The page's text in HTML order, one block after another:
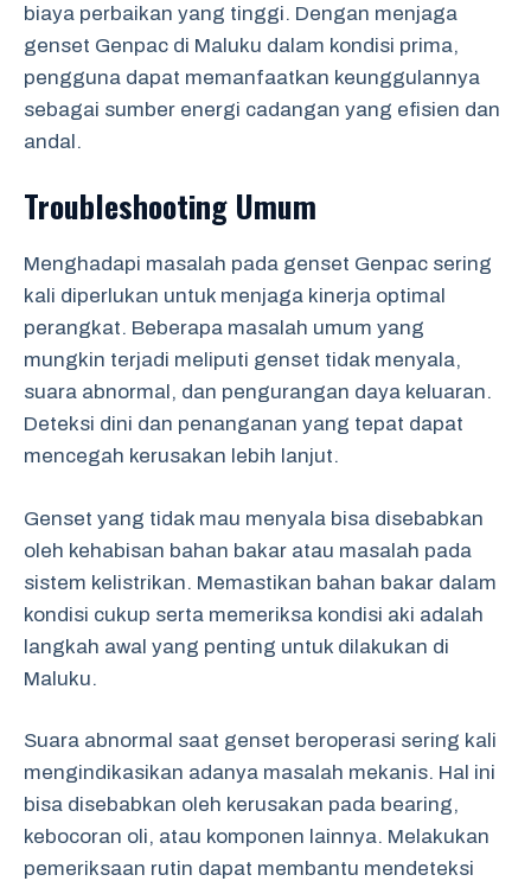
biaya perbaikan yang tinggi. Dengan menjaga
genset Genpac di Maluku dalam kondisi prima,
pengguna dapat memanfaatkan keunggulannya
sebagai sumber energi cadangan yang efisien dan
andal.
Troubleshooting Umum
Menghadapi masalah pada genset Genpac sering
kali diperlukan untuk menjaga kinerja optimal
perangkat. Beberapa masalah umum yang
mungkin terjadi meliputi genset tidak menyala,
suara abnormal, dan pengurangan daya keluaran.
Deteksi dini dan penanganan yang tepat dapat
mencegah kerusakan lebih lanjut.
Genset yang tidak mau menyala bisa disebabkan
oleh kehabisan bahan bakar atau masalah pada
sistem kelistrikan. Memastikan bahan bakar dalam
kondisi cukup serta memeriksa kondisi aki adalah
langkah awal yang penting untuk dilakukan di
Maluku.
Suara abnormal saat genset beroperasi sering kali
mengindikasikan adanya masalah mekanis. Hal ini
bisa disebabkan oleh kerusakan pada bearing,
kebocoran oli, atau komponen lainnya. Melakukan
pemeriksaan rutin dapat membantu mendeteksi